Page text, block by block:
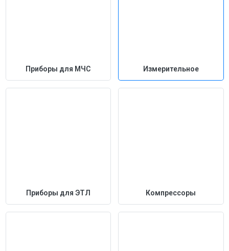
Приборы для МЧС Измерительное
Приборы для ЭТЛ Компрессоры